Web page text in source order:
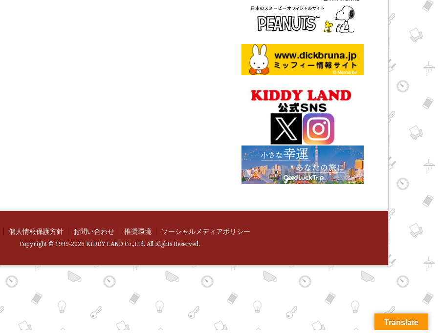
個人情報保護方針 お問い合わせ 推奨環境 ソーシャルメディアポリシー
Copyright © 1999-2026 KIDDY LAND Co.,Ltd. All Rights Reserved.
Translate